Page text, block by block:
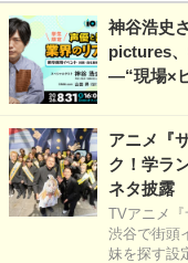
神谷浩史
pictures
―“現場×
アニメ『
ク！学ラ
ネタ披露
TVアニメ『
渋谷で街頭
妹を探す設